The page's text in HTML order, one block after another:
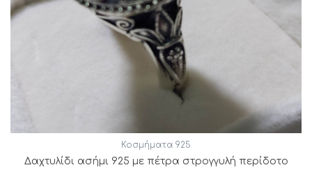
Κοσμήματα 925
Δαχτυλίδι ασήμι 925 με πέτρα στρογγυλή περίδοτο